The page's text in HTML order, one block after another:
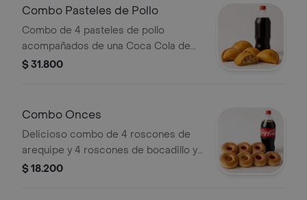
Combo Pasteles de Pollo
Combo de 4 pasteles de pollo
acompañados de una Coca Cola de
1.5 litros.
$ 31.800
Combo Onces
Delicioso combo de 4 roscones de
arequipe y 4 roscones de bocadillo y
1 coca cola 1.5l.
$ 18.200